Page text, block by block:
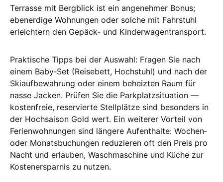
Terrasse mit Bergblick ist ein angenehmer Bonus;
ebenerdige Wohnungen oder solche mit Fahrstuhl
erleichtern den Gepäck‑ und Kinderwagentransport.
Praktische Tipps bei der Auswahl: Fragen Sie nach
einem Baby‑Set (Reisebett, Hochstuhl) und nach der
Skiaufbewahrung oder einem beheizten Raum für
nasse Jacken. Prüfen Sie die Parkplatzsituation —
kostenfreie, reservierte Stellplätze sind besonders in
der Hochsaison Gold wert. Ein weiterer Vorteil von
Ferienwohnungen sind längere Aufenthalte: Wochen‑
oder Monatsbuchungen reduzieren oft den Preis pro
Nacht und erlauben, Waschmaschine und Küche zur
Kostenersparnis zu nutzen.